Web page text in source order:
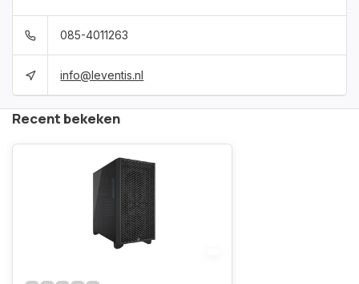
085-4011263
info@leventis.nl
Recent bekeken